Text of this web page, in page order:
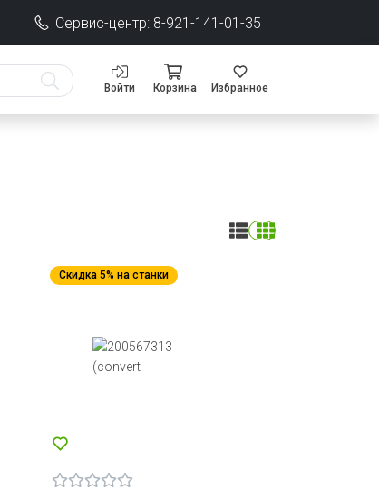
Сервис-центр: 8-921-141-01-35
Войти Корзина Избранное
Скидка 5% на станки